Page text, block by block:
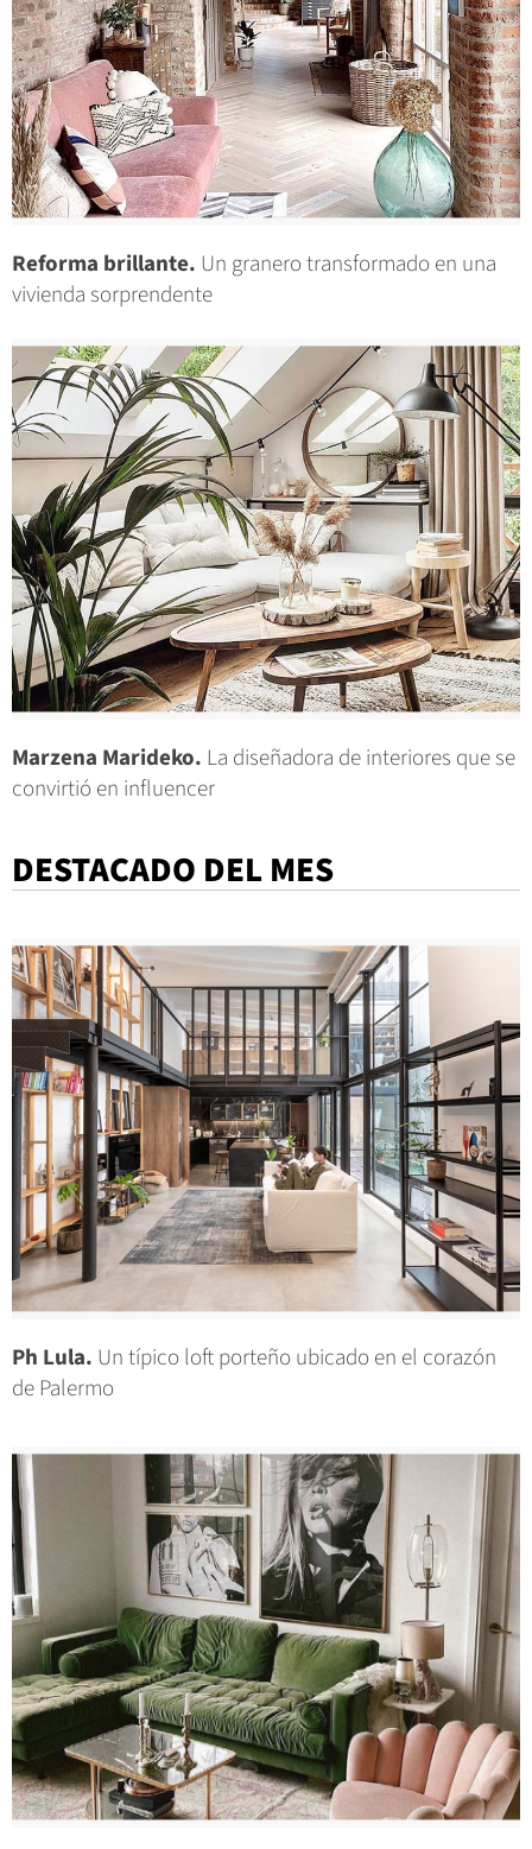
Reforma brillante. Un granero transformado en una
vivienda sorprendente
Marzena Marideko. La diseñadora de interiores que se
convirtió en influencer
DESTACADO DEL MES
Ph Lula. Un típico loft porteño ubicado en el corazón
de Palermo